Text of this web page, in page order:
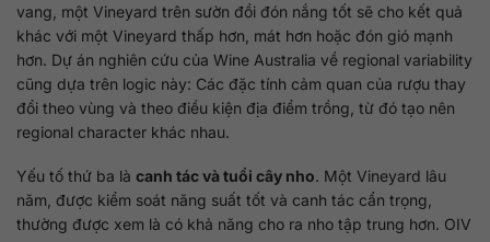
vang, một Vineyard trên sườn đồi đón nắng tốt sẽ cho kết quả
khác với một Vineyard thấp hơn, mát hơn hoặc đón gió mạnh
hơn. Dự án nghiên cứu của Wine Australia về regional variability
cũng dựa trên logic này: Các đặc tính cảm quan của rượu thay
đổi theo vùng và theo điều kiện địa điểm trồng, từ đó tạo nên
regional character khác nhau.
Yếu tố thứ ba là canh tác và tuổi cây nho. Một Vineyard lâu
năm, được kiểm soát năng suất tốt và canh tác cẩn trọng,
thường được xem là có khả năng cho ra nho tập trung hơn. OIV